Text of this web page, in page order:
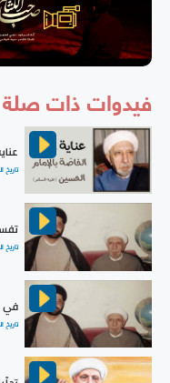
فيدوات ذات صلة
تاريخ
تاريخ
في
تاريخ